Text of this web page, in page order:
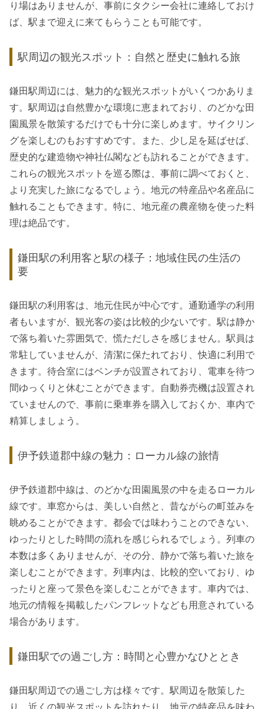
り場はありませんが、事前にタクシー会社に連絡しておけ
ば、駅まで迎えに来てもらうことも可能です。
駅周辺の観光スポット：自然と歴史に触れる旅
鎌田駅周辺には、魅力的な観光スポットがいくつかありま
す。駅周辺は自然豊かな環境に恵まれており、のどかな田
園風景を散策するだけでも十分に楽しめます。サイクリン
グを楽しむのもおすすめです。また、少し足を延ばせば、
歴史的な建造物や神社仏閣なども訪れることができます。
これらの観光スポットを巡る際は、事前に調べておくと、
より充実した旅になるでしょう。地元の特産品や名産品に
触れることもできます。特に、地元産の農産物を使った料
理は絶品です。
鎌田駅の利用客と駅の様子：地域住民の生活の
要
鎌田駅の利用客は、地元住民が中心です。通勤通学の利用
者もいますが、観光客の姿は比較的少ないです。駅は静か
で落ち着いた雰囲気で、慌ただしさを感じません。駅員は
常駐していませんが、清潔に保たれており、快適に利用で
きます。待合室にはベンチが設置されており、電車を待つ
間ゆっくりと休むことができます。自動券売機は設置され
ていませんので、事前に乗車券を購入しておくか、車内で
精算しましょう。
伊予鉄道郡中線の魅力：ローカル線の旅情
伊予鉄道郡中線は、のどかな田園風景の中を走るローカル
線です。車窓からは、美しい自然と、昔ながらの町並みを
眺めることができます。都会では味わうことのできない、
ゆったりとした時間の流れを感じられるでしょう。列車の
本数は多くありませんが、その分、静かで落ち着いた旅を
楽しむことができます。列車内は、比較的空いており、ゆ
ったりと座って景色を楽しむことができます。車内では、
地元の情報を掲載したパンフレットなども用意されている
場合があります。
鎌田駅での過ごし方：時間と心豊かなひととき
鎌田駅周辺での過ごし方は様々です。駅周辺を散策した